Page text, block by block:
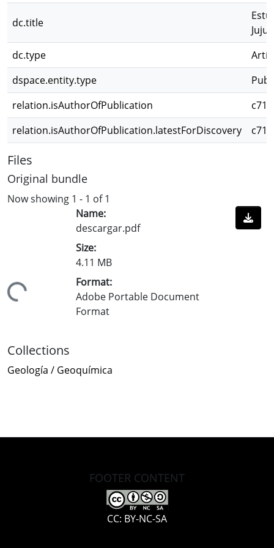
dc.title
dc.type
dspace.entity.type
relation.isAuthorOfPublication
relation.isAuthorOfPublication.latestForDiscovery
Files
Original bundle
Now showing 1 - 1 of 1
Loading...
Name:
descargar.pdf
Size:
4.11 MB
Format:
Adobe Portable Document
Format
Collections
Geología / Geoquímica
FOOTER CONTENT
CC: BY-NC-SA